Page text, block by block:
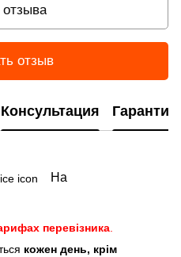
отзыв
Консультация Гарантия
На
перевізника
кожен день, крім